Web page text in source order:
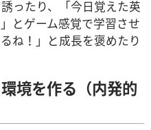
ったり、「今日覚えた英
とゲーム感覚で学習させ
ね！」と成長を褒めたり
境を作る（内発的